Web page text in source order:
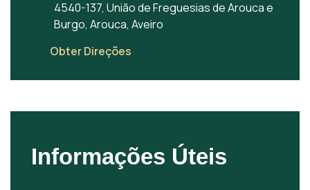
4540-137, União de Freguesias de Arouca e
Burgo, Arouca, Aveiro
Obter Direções
Informações Úteis